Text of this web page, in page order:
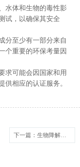
水体和生物的毒性影
试，以确保其安全
分至少有一部分来自
个重要的环保考量因
求可能会因国家和用
供相应的认证服务。
下一篇 ：生物降解塑料袋的降解时间是多久？